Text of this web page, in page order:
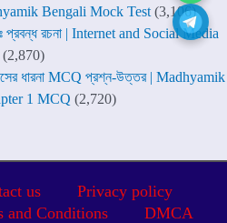
Bengali Mock Test (3,106)
প্রবন্ধ রচনা | Internet and Social Media
(2,870)
ধারনা MCQ প্রশ্ন-উত্তর | Madhyamik
1 MCQ (2,720)
us
Privacy policy
and Conditions DMCA